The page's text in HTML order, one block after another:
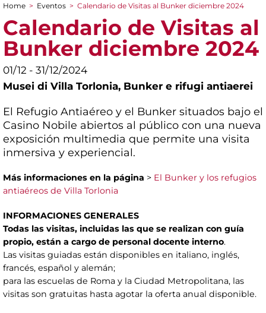
You are here
Home > Eventos > Calendario de Visitas al Bunker diciembre 2024
Calendario de Visitas al
Bunker diciembre 2024
01/12 - 31/12/2024
Musei di Villa Torlonia, Bunker e rifugi antiaerei
El Refugio Antiaéreo y el Bunker situados bajo el
Casino Nobile abiertos al público con una nueva
exposición multimedia que permite una visita
inmersiva y experiencial.
Más informaciones en la página > El Bunker y los refugios
antiaéreos de Villa Torlonia
INFORMACIONES GENERALES
Todas las visitas, incluidas las que se realizan con guía
propio, están a cargo de personal docente interno.
Las visitas guiadas están disponibles en italiano, inglés,
francés, español y alemán;
para las escuelas de Roma y la Ciudad Metropolitana, las
visitas son gratuitas hasta agotar la oferta anual disponible.